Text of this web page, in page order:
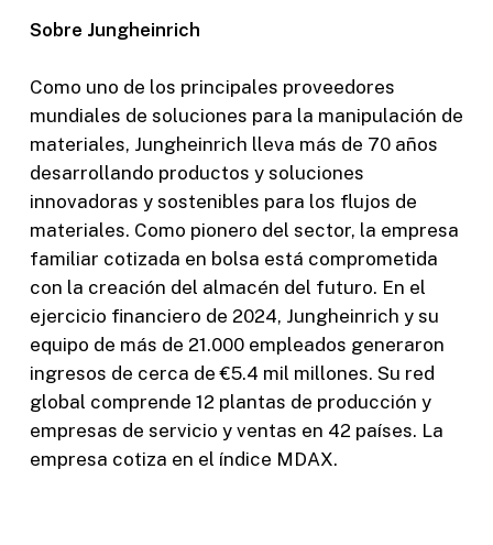
Sobre Jungheinrich
Como uno de los principales proveedores
mundiales de soluciones para la manipulación de
materiales, Jungheinrich lleva más de 70 años
desarrollando productos y soluciones
innovadoras y sostenibles para los flujos de
materiales. Como pionero del sector, la empresa
familiar cotizada en bolsa está comprometida
con la creación del almacén del futuro. En el
ejercicio financiero de 2024, Jungheinrich y su
equipo de más de 21.000 empleados generaron
ingresos de cerca de €5.4 mil millones. Su red
global comprende 12 plantas de producción y
empresas de servicio y ventas en 42 países. La
empresa cotiza en el índice MDAX.